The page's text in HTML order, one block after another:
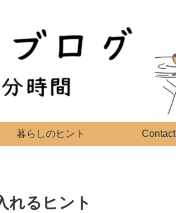
暮らしのヒント Contact
れるヒント